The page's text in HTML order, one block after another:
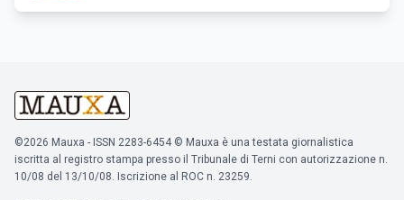
©2026 Mauxa - ISSN 2283-6454 © Mauxa è una testata giornalistica
iscritta al registro stampa presso il Tribunale di Terni con autorizzazione n.
10/08 del 13/10/08. Iscrizione al ROC n. 23259.